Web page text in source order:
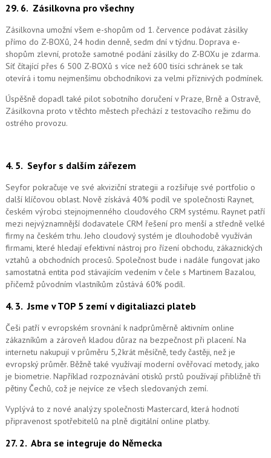
29. 6. Zásilkovna pro všechny
Zásilkovna umožní všem e-shopům od 1. července podávat zásilky
přímo do Z-BOXů, 24 hodin denně, sedm dní v týdnu. Doprava e-
shopům zlevní, protože samotné podání zásilky do Z-BOXu je zdarma.
Síť čítající přes 6 500 Z-BOXů s více než 600 tisíci schránek se tak
otevírá i tomu nejmenšímu obchodníkovi za velmi příznivých podmínek.
Úspěšně dopadl také pilot sobotního doručení v Praze, Brně a Ostravě,
Zásilkovna proto v těchto městech přechází z testovacího režimu do
ostrého provozu.
4. 5. Seyfor s dalším zářezem
Seyfor pokračuje ve své akviziční strategii a rozšiřuje své portfolio o
další klíčovou oblast. Nově získává 40% podíl ve společnosti Raynet,
českém výrobci stejnojmenného cloudového CRM systému. Raynet patří
mezi nejvýznamnější dodavatele CRM řešení pro menší a středně velké
firmy na českém trhu. Jeho cloudový systém je dlouhodobě využíván
firmami, které hledají efektivní nástroj pro řízení obchodu, zákaznických
vztahů a obchodních procesů. Společnost bude i nadále fungovat jako
samostatná entita pod stávajícím vedením v čele s Martinem Bazalou,
přičemž původním vlastníkům zůstává 60% podíl.
4. 3.Jsme v TOP 5 zemí v digitaliazci plateb
Češi patří v evropském srovnání k nadprůměrně aktivním online
zákazníkům a zároveň kladou důraz na bezpečnost při placení. Na
internetu nakupují v průměru 5,2krát měsíčně, tedy častěji, než je
evropský průměr. Běžně také využívají moderní ověřovací metody, jako
je biometrie. Například rozpoznávání otisků prstů používají přibližně tři
pětiny Čechů, což je nejvíce ze všech sledovaných zemí.
Vyplývá to z nové analýzy společnosti Mastercard, která hodnotí
připravenost spotřebitelů na plně digitální online platby.
27. 2. Abra se integruje do Německa